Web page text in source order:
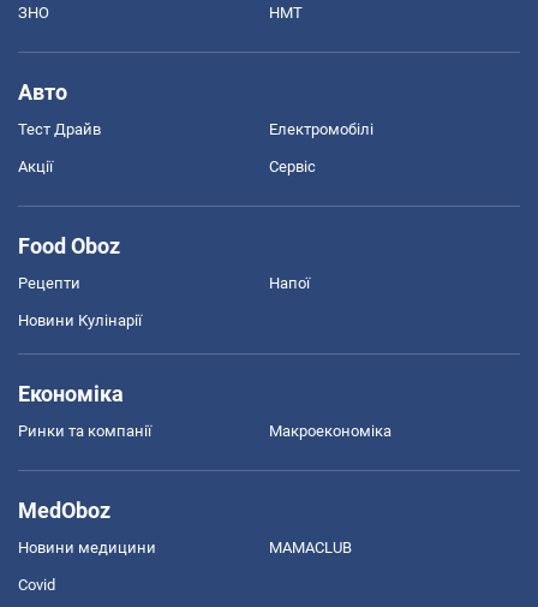
ЗНО НМТ
Авто
Тест Драйв Електромобілі
Акції Сервіс
Food Oboz
Рецепти Напої
Новини Кулінарії
Економіка
Ринки та компанії Макроекономіка
MedOboz
Новини медицини MAMACLUB
Covid